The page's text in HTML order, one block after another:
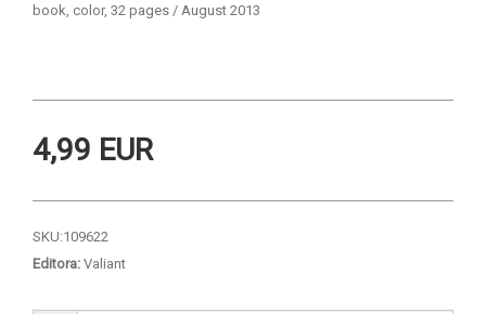
book, color, 32 pages / August 2013
4,99 EUR
SKU:109622
Editora: Valiant